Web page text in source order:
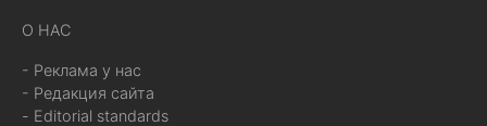
О НАС
- Реклама у нас
- Редакция сайта
- Editorial standards